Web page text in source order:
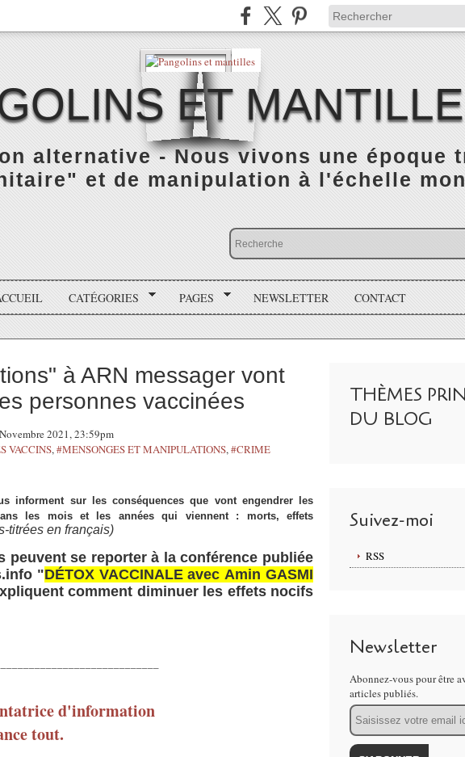
ET
alternative - Nous vivons une époque
et de manipulation à l'échelle
CATÉGORIES PAGES NEWSLETTER CONTACT
à ARN messager vont
personnes vaccinées
2021, 23:59pm
VACCINS,#MENSONGES ET MANIPULATIONS,#CRIME
informent sur les conséquences que vont engendrer les
les mois et les années qui viennent : morts, effets
titrées en français)
peuvent se reporter à la conférence publiée
"DÉTOX VACCINALE avec Amin GASMI
comment diminuer les effets nocifs
d'information
tout.
THÈMES
DU BLOG
Suivez-moi
RSS
Newsletter
Abonnez-vous pour être
articles publiés.
Email